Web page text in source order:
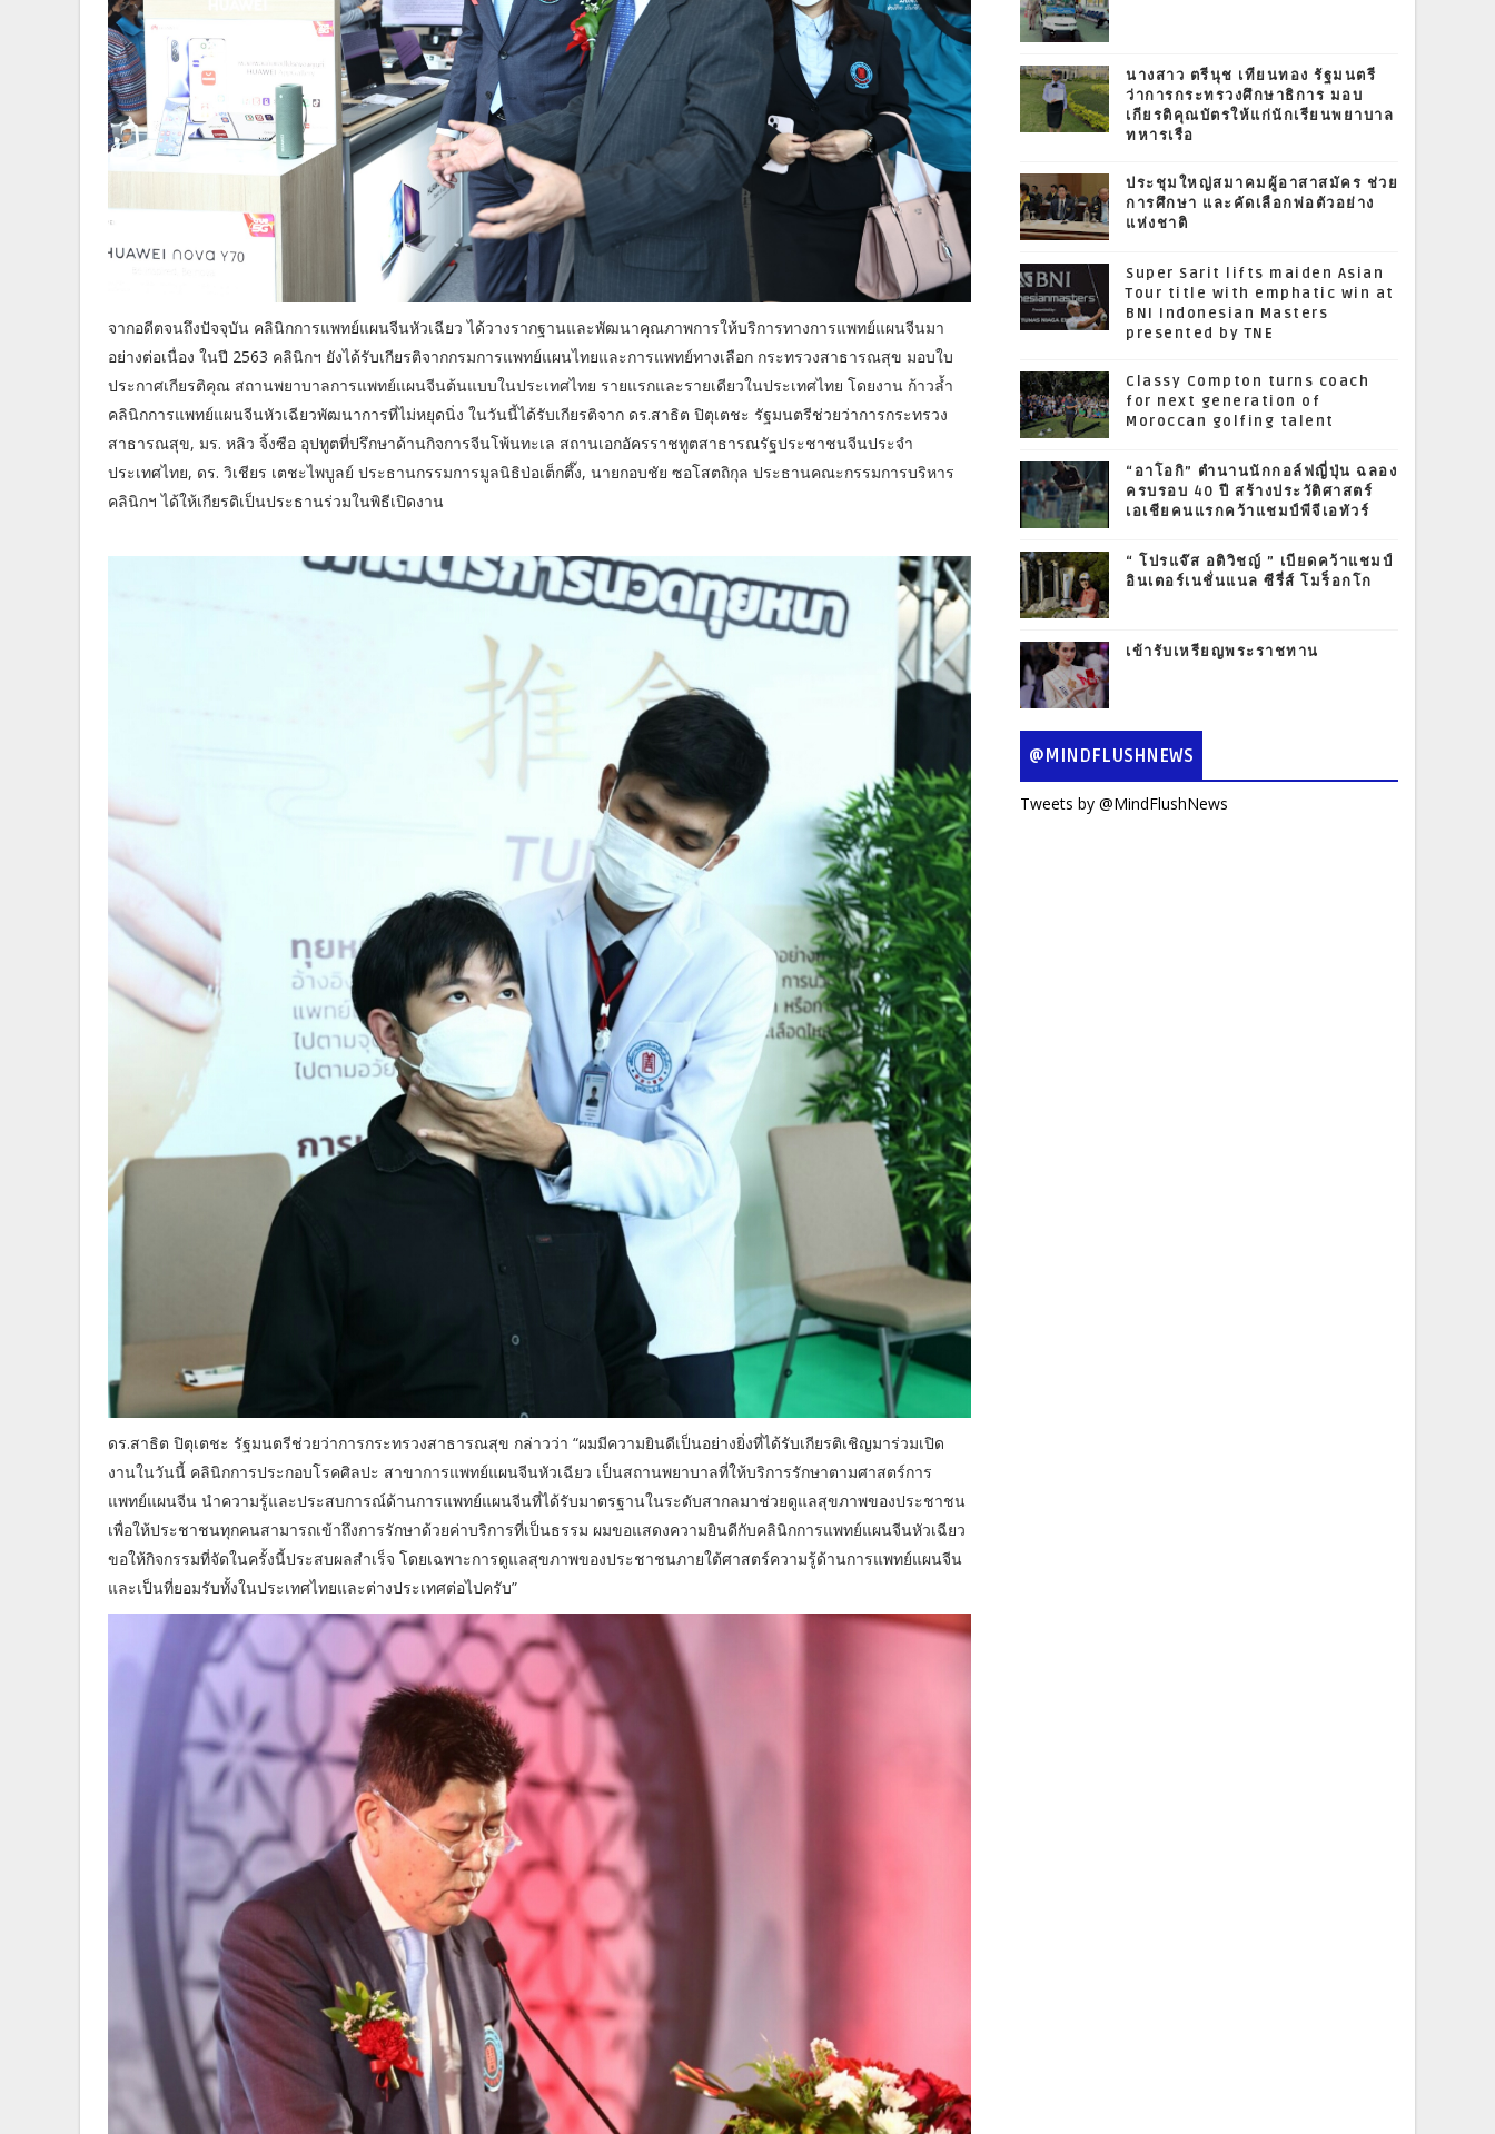
จากอดีตจนถึงปัจจุบัน คลินิกการแพทย์แผนจีนหัวเฉียว ได้วางรากฐานและพัฒนาคุณภาพการให้บริการทางการแพทย์แผนจีนมา
อย่างต่อเนื่อง ในปี 2563 คลินิกฯ ยังได้รับเกียรติจากกรมการแพทย์แผนไทยและการแพทย์ทางเลือก กระทรวงสาธารณสุข มอบใบ
ประกาศเกียรติคุณ สถานพยาบาลการแพทย์แผนจีนต้นแบบในประเทศไทย รายแรกและรายเดียวในประเทศไทย โดยงาน ก้าวล้ำ
คลินิกการแพทย์แผนจีนหัวเฉียวพัฒนาการที่ไม่หยุดนิ่ง ในวันนี้ได้รับเกียรติจาก ดร.สาธิต ปิตุเตชะ รัฐมนตรีช่วยว่าการกระทรวง
สาธารณสุข, มร. หลิว จิ้งซือ อุปทูตที่ปรึกษาด้านกิจการจีนโพ้นทะเล สถานเอกอัครราชทูตสาธารณรัฐประชาชนจีนประจำ
ประเทศไทย, ดร. วิเชียร เตชะไพบูลย์ ประธานกรรมการมูลนิธิป่อเต็กตึ๊ง, นายกอบชัย ซอโสตถิกุล ประธานคณะกรรมการบริหาร
คลินิกฯ ได้ให้เกียรติเป็นประธานร่วมในพิธีเปิดงาน
ดร.สาธิต ปิตุเตชะ รัฐมนตรีช่วยว่าการกระทรวงสาธารณสุข กล่าวว่า “ผมมีความยินดีเป็นอย่างยิ่งที่ได้รับเกียรติเชิญมาร่วมเปิด
งานในวันนี้ คลินิกการประกอบโรคศิลปะ สาขาการแพทย์แผนจีนหัวเฉียว เป็นสถานพยาบาลที่ให้บริการรักษาตามศาสตร์การ
แพทย์แผนจีน นำความรู้และประสบการณ์ด้านการแพทย์แผนจีนที่ได้รับมาตรฐานในระดับสากลมาช่วยดูแลสุขภาพของประชาชน
เพื่อให้ประชาชนทุกคนสามารถเข้าถึงการรักษาด้วยค่าบริการที่เป็นธรรม ผมขอแสดงความยินดีกับคลินิกการแพทย์แผนจีนหัวเฉียว
ขอให้กิจกรรมที่จัดในครั้งนี้ประสบผลสำเร็จ โดยเฉพาะการดูแลสุขภาพของประชาชนภายใต้ศาสตร์ความรู้ด้านการแพทย์แผนจีน
และเป็นที่ยอมรับทั้งในประเทศไทยและต่างประเทศต่อไปครับ”
นางสาว ตรีนุช เทียนทอง รัฐมนตรี
ว่าการกระทรวงศึกษาธิการ มอบ
เกียรติคุณบัตรให้แก่นักเรียนพยาบาล
ทหารเรือ
ประชุมใหญ่สมาคมผู้อาสาสมัคร ช่วย
การศึกษา และคัดเลือกพ่อตัวอย่าง
แห่งชาติ
Super Sarit lifts maiden Asian
Tour title with emphatic win at
BNI Indonesian Masters
presented by TNE
Classy Compton turns coach
for next generation of
Moroccan golfing talent
“อาโอกิ” ตำนานนักกอล์ฟญี่ปุ่น ฉลอง
ครบรอบ 40 ปี สร้างประวัติศาสตร์
เอเชียคนแรกคว้าแชมป์พีจีเอทัวร์
“ โปรแจ๊ส อติวิชญ์ ” เบียดคว้าแชมป์
อินเตอร์เนชั่นแนล ซีรี่ส์ โมร็อกโก
เข้ารับเหรียญพระราชทาน
@MINDFLUSHNEWS
Tweets by @MindFlushNews